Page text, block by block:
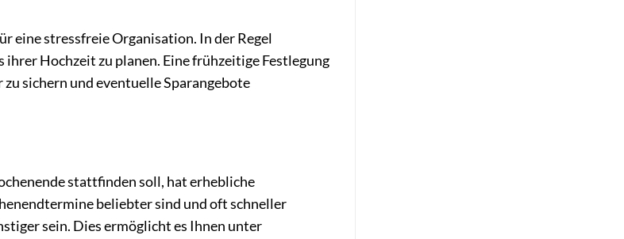
eine stressfreie Organisation. In der Regel
Hochzeit zu planen. Eine frühzeitige Festlegung
sichern und eventuelle Sparangebote
stattfinden soll, hat erhebliche
beliebter sind und oft schneller
sein. Dies ermöglicht es Ihnen unter